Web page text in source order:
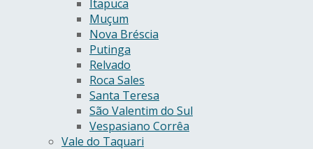
Itapuca
Muçum
Nova Bréscia
Putinga
Relvado
Roca Sales
Santa Teresa
São Valentim do Sul
Vespasiano Corrêa
Vale do Taquari